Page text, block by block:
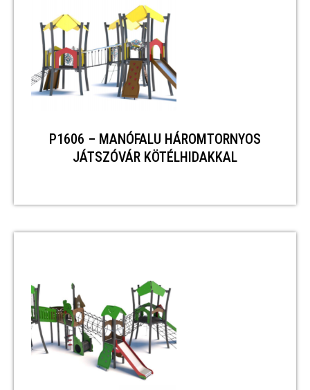
P1606 – MANÓFALU HÁROMTORNYOS
JÁTSZÓVÁR KÖTÉLHIDAKKAL